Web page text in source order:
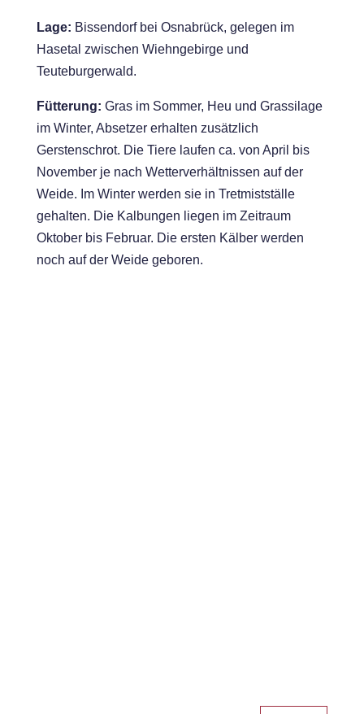
Lage: Bissendorf bei Osnabrück, gelegen im
Hasetal zwischen Wiehngebirge und
Teuteburgerwald.
Fütterung: Gras im Sommer, Heu und Grassilage
im Winter, Absetzer erhalten zusätzlich
Gerstenschrot. Die Tiere laufen ca. von April bis
November je nach Wetterverhältnissen auf der
Weide. Im Winter werden sie in Tretmistställe
gehalten. Die Kalbungen liegen im Zeitraum
Oktober bis Februar. Die ersten Kälber werden
noch auf der Weide geboren.